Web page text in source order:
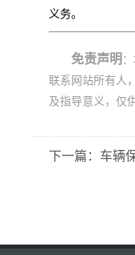
义务。
免责声明
联系网站所有人
及指导意义，仅
下一篇：车辆